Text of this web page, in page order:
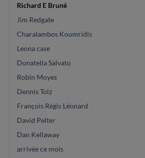
Richard E Bruné
Jim Redgate
Charalambos Koumridis
Leona case
Donatella Salvato
Robin Moyes
Dennis Tolz
François Régis Léonard
David Pelter
Dan Kellaway
arrivée ce mois